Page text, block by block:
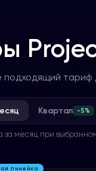
подходящий тариф
Квартал -5%
за месяц при
линейка